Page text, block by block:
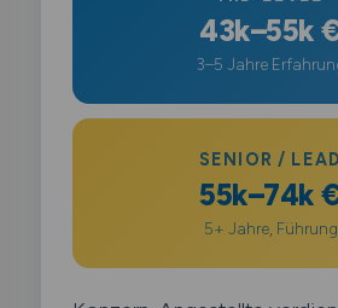
43k–55k
3–5 Jahre
SENIOR / LEAD
55k–74k
5+ Jahre, Führung